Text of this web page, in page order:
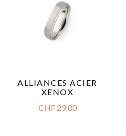
ALLIANCES ACIER
XENOX
CHF29.00